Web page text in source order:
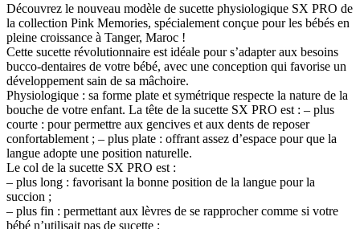
Découvrez le nouveau modèle de sucette physiologique SX PRO de
la collection Pink Memories, spécialement conçue pour les bébés en
pleine croissance à Tanger, Maroc !
Cette sucette révolutionnaire est idéale pour s’adapter aux besoins
bucco-dentaires de votre bébé, avec une conception qui favorise un
développement sain de sa mâchoire.
Physiologique : sa forme plate et symétrique respecte la nature de la
bouche de votre enfant. La tête de la sucette SX PRO est : – plus
courte : pour permettre aux gencives et aux dents de reposer
confortablement ; – plus plate : offrant assez d’espace pour que la
langue adopte une position naturelle.
Le col de la sucette SX PRO est :
– plus long : favorisant la bonne position de la langue pour la
succion ;
– plus fin : permettant aux lèvres de se rapprocher comme si votre
bébé n’utilisait pas de sucette ;